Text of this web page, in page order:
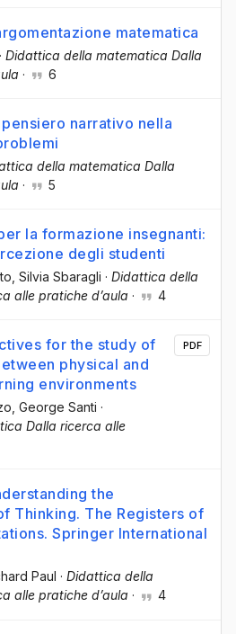
matematica
· Didattica della matematica Dalla
· 6
narrativo nella
della matematica Dalla
· 5
la formazione insegnanti:
degli studenti
, Silvia Sbaragli · Didattica della
alle pratiche d’aula · 4
for the study of
physical and
environments
, George Santi ·
Dalla ricerca alle
PDF
the
Thinking. The Registers of
Springer International
Paul · Didattica della
alle pratiche d’aula · 4